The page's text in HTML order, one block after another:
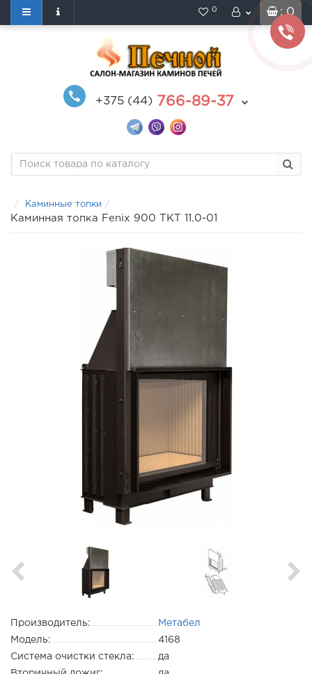
: 0
0
+375 (44) 766-89-37
Каминные топки
Каминная топка Fenix 900 ТКТ 11.0-01
Производитель:
Метабел
Модель:
4168
Система очистки стекла:
да